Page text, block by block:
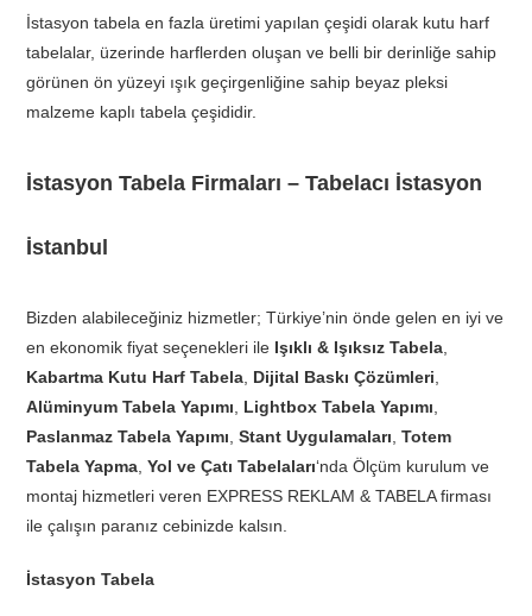
İstasyon tabela en fazla üretimi yapılan çeşidi olarak kutu harf
tabelalar, üzerinde harflerden oluşan ve belli bir derinliğe sahip
görünen ön yüzeyi ışık geçirgenliğine sahip beyaz pleksi
malzeme kaplı tabela çeşididir.
İstasyon Tabela Firmaları – Tabelacı İstasyon
İstanbul
Bizden alabileceğiniz hizmetler; Türkiye’nin önde gelen en iyi ve
en ekonomik fiyat seçenekleri ile Işıklı & Işıksız Tabela
Kabartma Kutu Harf Tabela Dijital Baskı Çözümleri
Alüminyum Tabela Yapımı
Lightbox Tabela Yapımı
Paslanmaz Tabela Yapımı ,Stant Uygulamaları ,Totem
Tabela Yapma ,Yol ve Çatı Tabelaları‘nda Ölçüm kurulum ve
montaj hizmetleri veren EXPRESS REKLAM & TABELA firması
ile çalışın paranız cebinizde kalsın.
İstasyon Tabela